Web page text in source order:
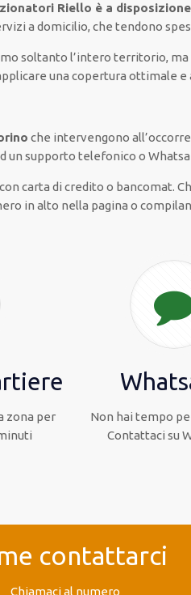
Riello è a
a domicilio, che tendono
soltanto l’intero territorio,
una copertura ottimale
che intervengono
un supporto telefonico o
carta di credito o bancomat.
in alto nella pagina o
zona per
Non hai tempo
Contattaci su
contattarci
Chiamaci al numero